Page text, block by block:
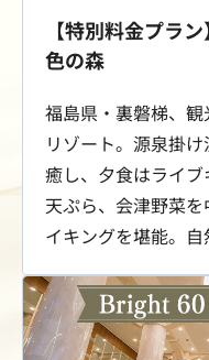
【特別料金プラ
色の森
福島県・裏磐梯、
リゾート。源泉掛
癒し、夕食はライ
天ぷら、会津野菜
イキングを堪能。
定で、最安12,160
ます。